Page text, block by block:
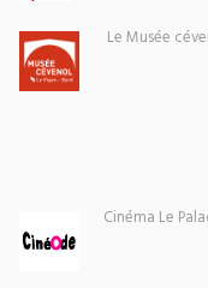
Le Musée
Cinéma Le